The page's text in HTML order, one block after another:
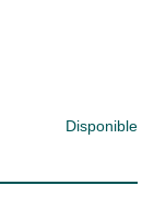
Disponible